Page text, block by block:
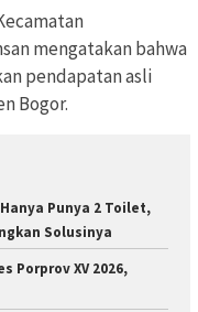
mengatakan bahwa
pendapatan asli
Bogor.
Punya 2 Toilet,
Solusinya
Porprov XV 2026,